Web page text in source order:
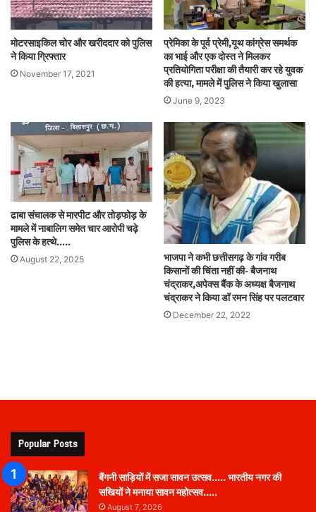
मोटरसाइकिल चोर और खरीददार को पुलिस
ने किया ग्रिफ्तार
November 17, 2021
प्रेमिका के पूर्व प्रेमी,यूथ कांग्रेस समर्थक
का भाई और एक दोस्त ने मिलकर
प्रतियोगिता परीक्षा की तैयारी कर रहे युवक
की हत्या, मामले में पुलिस ने किया खुलासा
June 9, 2023
ढाबा संचालक से मारपीट और तोड़फोड़ के
मामले में नाबालिग समेत चार आरोपी चढ़े
पुलिस के हत्थे…..
August 22, 2025
भाजपा ने कभी छत्तीसगढ़ के गांव गरीब
किसानों की चिंता नहीं की- बैजनाथ
चंद्राकर,अपेक्स बैंक के अध्यक्ष बैजनाथ
चंद्राकर ने किया डॉ रमन सिंह पर पलटवार
December 22, 2022
Popular Posts
बैंगनी साड़ियों में सजा सावन उत्सव….. भारतीय नगर की
सखियों ने मनाया सावन महोत्सव…..
August 7, 2026